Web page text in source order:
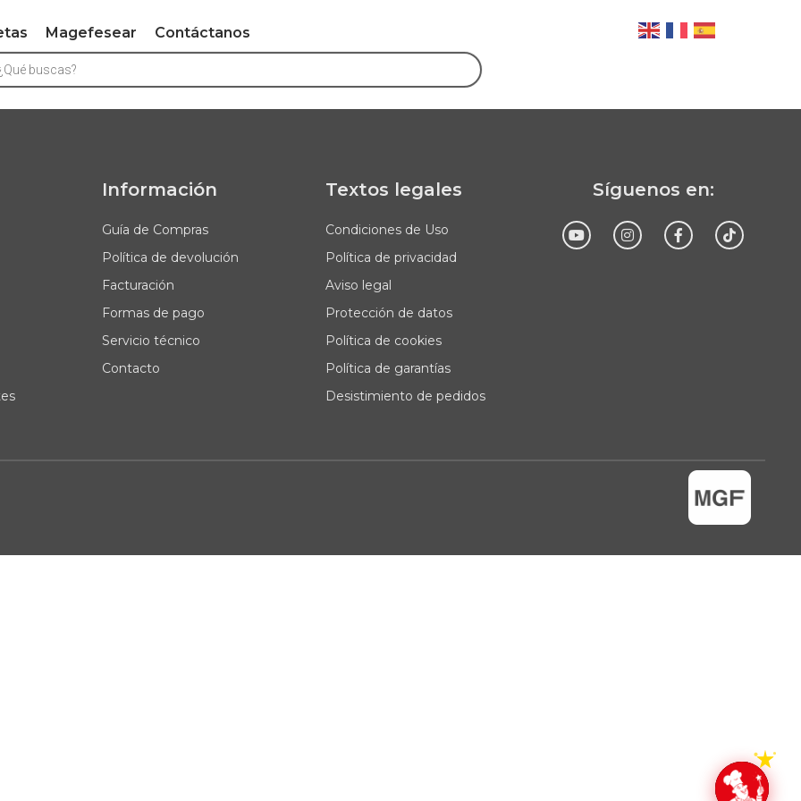
Magefesear Contáctanos
Información
Guía de Compras
Política de devolución
Facturación
Formas de pago
Servicio técnico
Contacto
Textos legales
Condiciones de Uso
Política de privacidad
Aviso legal
Protección de datos
Política de cookies
Política de garantías
Desistimiento de pedidos
Síguenos en: